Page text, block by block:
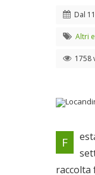
Dal
Altri
1758
Dal
12/
F